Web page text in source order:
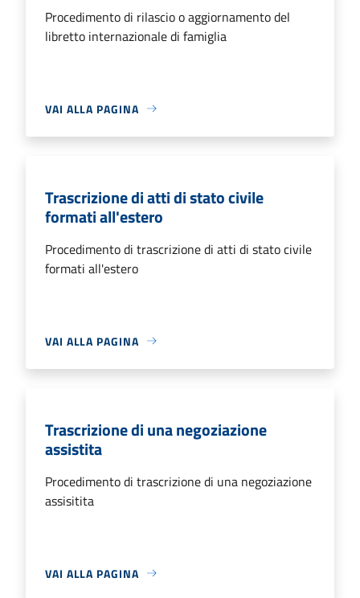
Procedimento di rilascio o aggiornamento del
libretto internazionale di famiglia
VAI ALLA PAGINA
Trascrizione di atti di stato civile
formati all'estero
Procedimento di trascrizione di atti di stato civile
formati all'estero
VAI ALLA PAGINA
Trascrizione di una negoziazione
assistita
Procedimento di trascrizione di una negoziazione
assisitita
VAI ALLA PAGINA